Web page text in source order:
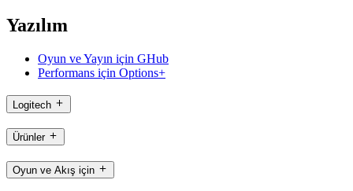
Yazılım
Oyun ve Yayın için GHub
Performans için Options+
Logitech
Ürünler
Oyun ve Akış için